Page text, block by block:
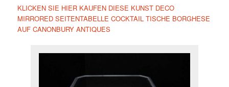
KLICKEN SIE HIER KAUFEN DIESE KUNST DECO
MIRRORED SEITENTABELLE COCKTAIL TISCHE BORGHESE
AUF CANONBURY ANTIQUES